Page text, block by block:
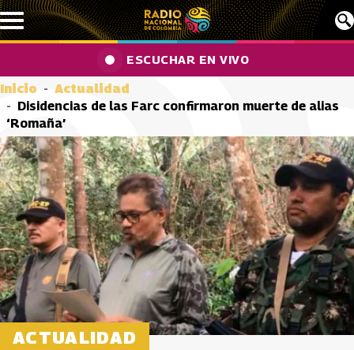
Pasar al contenido principal
ESCUCHAR EN VIVO
Inicio
Actualidad
Disidencias de las Farc confirmaron muerte de alias
‘Romaña’
ACTUALIDAD